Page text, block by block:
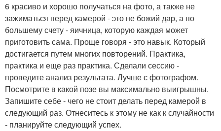
6 красиво и хорошо получаться на фото, а также не
зажиматься перед камерой - это не божий дар, а по
большему счету - яичница, которую каждая может
приготовить сама. Проще говоря - это навык. Который
достигается путем многих повторений. Практика,
практика и еще раз практика. Сделали сессию -
проведите анализ результата. Лучше с фотографом.
Посмотрите в какой позе вы максимально выигрышны.
Запишите себе - чего не стоит делать перед камерой в
следующий раз. Отнеситесь к этому не как к случайности
- планируйте следующий успех.